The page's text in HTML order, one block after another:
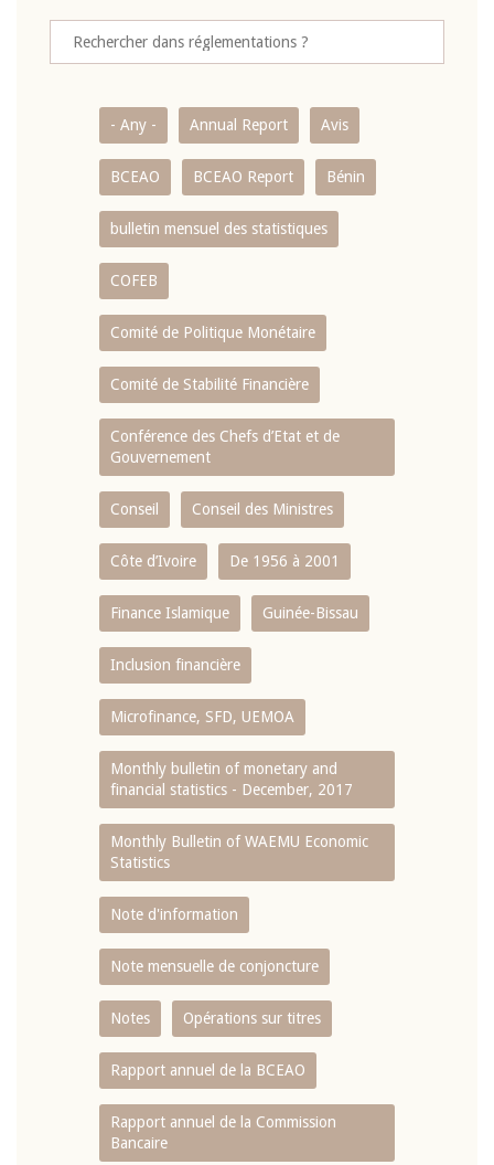
- Any - Annual Report Avis
BCEAO BCEAO Report Bénin
bulletin mensuel des statistiques
COFEB
Comité de Politique Monétaire
Comité de Stabilité Financière
Conférence des Chefs d’Etat et de
Gouvernement
Conseil Conseil des Ministres
Côte d’Ivoire De 1956 à 2001
Finance Islamique Guinée-Bissau
Inclusion financière
Microfinance, SFD, UEMOA
Monthly bulletin of monetary and
financial statistics - December, 2017
Monthly Bulletin of WAEMU Economic
Statistics
Note d'information
Note mensuelle de conjoncture
Notes Opérations sur titres
Rapport annuel de la BCEAO
Rapport annuel de la Commission
Bancaire